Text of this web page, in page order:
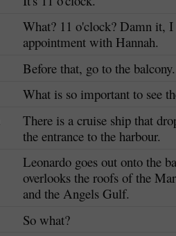
What? 11 o'clock? Damn it, I
appointment with Hannah.
Before that, go to the balcony.
What is so important to see
There is a cruise ship that
the entrance to the harbour.
Leonardo goes out onto the
overlooks the roofs of the
and the Angels Gulf.
So what?